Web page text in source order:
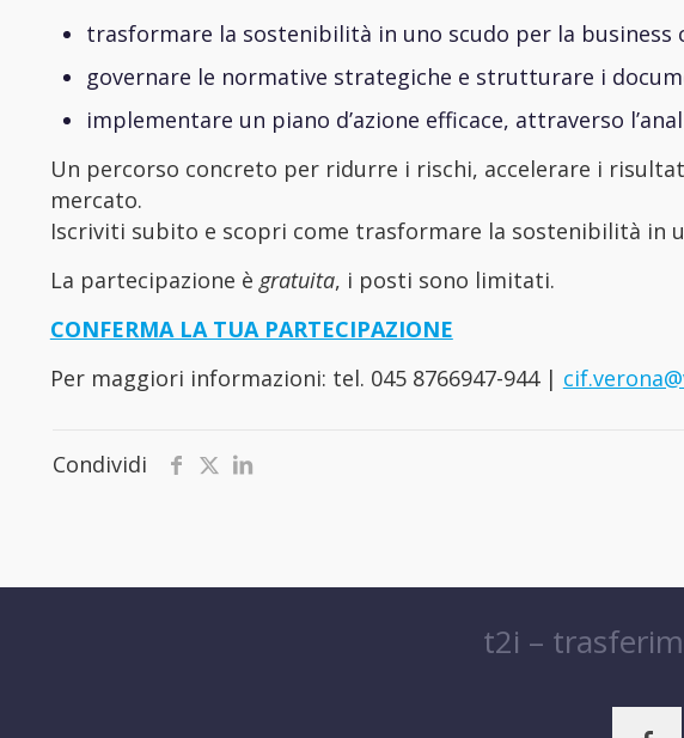
trasformare la sostenibilità in uno scudo per la business
governare le normative strategiche e strutturare i
implementare un piano d’azione efficace, attraverso
Un percorso concreto per ridurre i rischi, accelerare i
mercato.
Iscriviti subito e scopri come trasformare la sostenibilità in
La partecipazione è gratuita, i posti sono limitati.
CONFERMA LA TUA PARTECIPAZIONE
Per maggiori informazioni: tel. 045 8766947-944 |
Condividi
t2i –